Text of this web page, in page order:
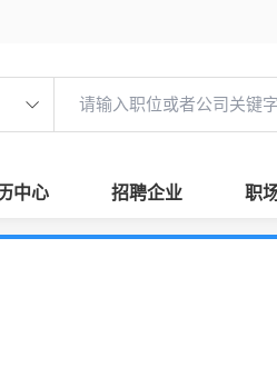
中心 招聘企业 职